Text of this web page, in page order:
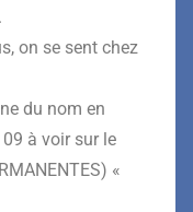
on se sent chez
du nom en
à voir sur le
«